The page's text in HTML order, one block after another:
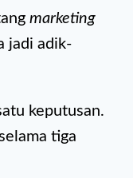
marketing
jadi adik-
keputusan.
tiga